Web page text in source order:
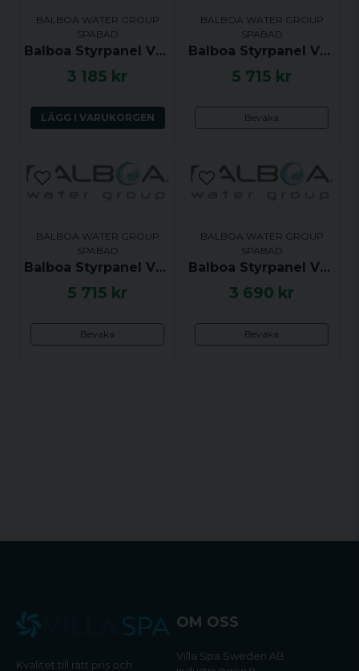
BALBOA WATER GROUP
SPABAD
Balboa Styrpanel VL700S - Warm, Mode, Cool, Light, Jets1, Jets2 - 54716
3 185 kr
LÄGG I VARUKORGEN
BALBOA WATER GROUP
SPABAD
Balboa Styrpanel VL701S - Blower, Mode, Jets1, Jets2, Light, Warm, Cool - 53189
5 715 kr
Bevaka
BALBOA WATER GROUP
SPABAD
Balboa Styrpanel VL701S - Mode, Jets, Blower, Light, Warm, Cool - 51057
5 715 kr
Bevaka
BALBOA WATER GROUP
SPABAD
Balboa Styrpanel VL701S Touch Panel 1p + Air V1
3 690 kr
Bevaka
Kvalitet till rätt pris och
OM OSS
Villa Spa Sweden AB